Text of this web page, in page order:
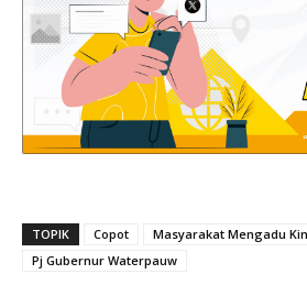
TOPIK Copot
Masyarakat Mengadu
Pj Gubernur Waterpauw